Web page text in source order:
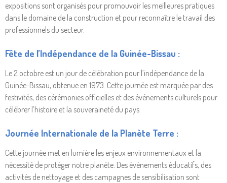
expositions sont organisés pour promouvoir les meilleures pratiques
dans le domaine de la construction et pour reconnaître le travail des
professionnels du secteur.
Fête de l’Indépendance de la Guinée-Bissau :
Le 2 octobre est un jour de célébration pour l’indépendance de la
Guinée-Bissau, obtenue en 1973. Cette journée est marquée par des
festivités, des cérémonies officielles et des événements culturels pour
célébrer l’histoire et la souveraineté du pays.
Journée Internationale de la Planète Terre :
Cette journée met en lumière les enjeux environnementaux et la
nécessité de protéger notre planète. Des événements éducatifs, des
activités de nettoyage et des campagnes de sensibilisation sont